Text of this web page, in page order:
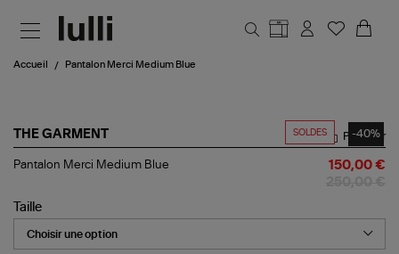
Accueil Pantalon Merci Medium Blue
SOLDES -40%
THE GARMENT
Pantalon
Blue
Partager
Pantalon Merci Medium Blue 150,00 €
Taille